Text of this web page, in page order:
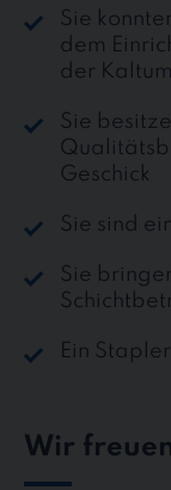
Sie
dem
der
Sie
Geschick
Sie sind
Sie
Ein
Wir